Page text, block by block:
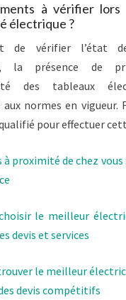
à vérifier lors
électrique ?
de vérifier l’état
la présence de
des tableaux
normes en vigueur.
pour effectuer
proximité de chez vous
le meilleur
devis et services
le meilleur
devis compétitifs